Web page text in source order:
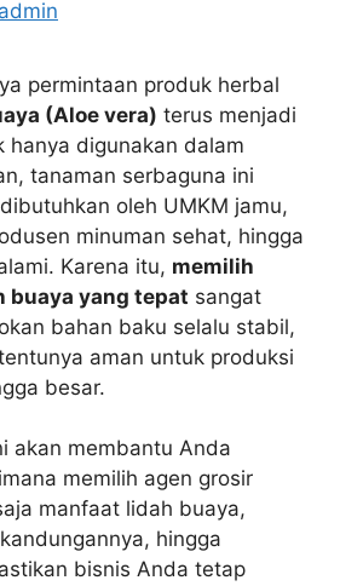
admin
permintaan produk herbal
(Aloe vera) terus menjadi
hanya digunakan dalam
tanaman serbaguna ini
oleh UMKM jamu,
minuman sehat, hingga
Karena itu, memilih
buaya yang tepat sangat
bahan baku selalu stabil,
aman untuk produksi
besar.
akan membantu Anda
memilih agen grosir
manfaat lidah buaya,
hingga
bisnis Anda tetap